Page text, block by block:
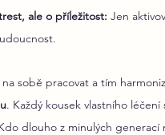
ale o příležitost: Jen
na sobě pracovat a tím
. Každý kousek vlastního
dlouho z minulých